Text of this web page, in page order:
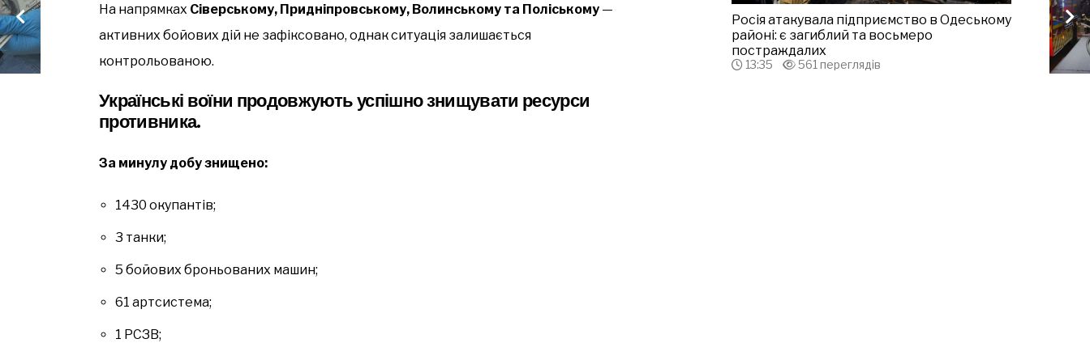
На напрямках Сіверському, Придніпровському, Волинському та Поліському —
активних бойових дій не зафіксовано, однак ситуація залишається
контрольованою.
Українські воїни продовжують успішно знищувати ресурси
противника.
За минулу добу знищено:
1430 окупантів;
3 танки;
5 бойових броньованих машин;
61 артсистема;
1 РСЗВ;
Росія атакувала підприємство в Одеському
районі: є загиблий та восьмеро
постраждалих
13:35 561 переглядів